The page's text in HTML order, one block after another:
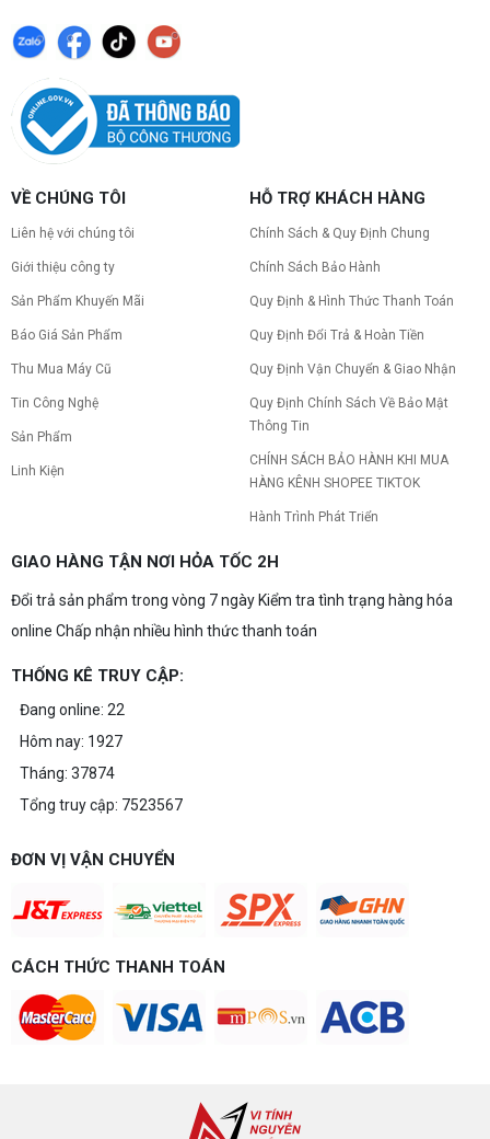
VỀ CHÚNG TÔI
Liên hệ với chúng tôi
Giới thiệu công ty
Sản Phẩm Khuyến Mãi
Báo Giá Sản Phẩm
Thu Mua Máy Cũ
Tin Công Nghệ
Sản Phẩm
Linh Kiện
HỖ TRỢ KHÁCH HÀNG
Chính Sách & Quy Định Chung
Chính Sách Bảo Hành
Quy Định & Hình Thức Thanh Toán
Quy Định Đổi Trả & Hoàn Tiền
Quy Định Vận Chuyển & Giao Nhận
Quy Định Chính Sách Về Bảo Mật
Thông Tin
CHÍNH SÁCH BẢO HÀNH KHI MUA
HÀNG KÊNH SHOPEE TIKTOK
Hành Trình Phát Triển
GIAO HÀNG TẬN NƠI HỎA TỐC 2H
Đổi trả sản phẩm trong vòng 7 ngày Kiểm tra tình trạng hàng hóa
online Chấp nhận nhiều hình thức thanh toán
THỐNG KÊ TRUY CẬP:
Đang online: 22
Hôm nay: 1927
Tháng: 37874
Tổng truy cập: 7523567
ĐƠN VỊ VẬN CHUYỂN
CÁCH THỨC THANH TOÁN